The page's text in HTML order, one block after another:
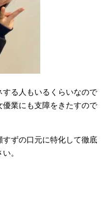
る人もいるくらいなので
業にも支障をきたすので
ずの口元に特化して徹底
。